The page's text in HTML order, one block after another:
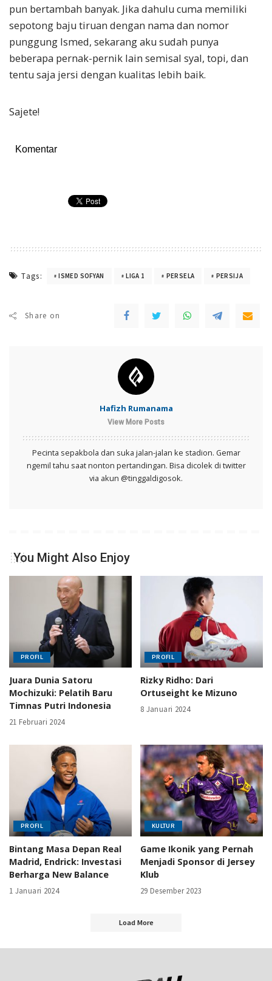
pun bertambah banyak. Jika dahulu cuma memiliki
sepotong baju tiruan dengan nama dan nomor
punggung Ismed, sekarang aku sudah punya
beberapa pernak-pernik lain semisal syal, topi, dan
tentu saja jersi dengan kualitas lebih baik.
Sajete!
Komentar
Tags: ISMED SOFYAN LIGA 1 PERSELA PERSIJA
Share on
Hafizh Rumanama
View More Posts
Pecinta sepakbola dan suka jalan-jalan ke stadion. Gemar
ngemil tahu saat nonton pertandingan. Bisa dicolek di twitter
via akun @tinggaldigosok.
You Might Also Enjoy
PROFIL
Juara Dunia Satoru
Mochizuki: Pelatih Baru
Timnas Putri Indonesia
21 Februari 2024
PROFIL
Rizky Ridho: Dari
Ortuseight ke Mizuno
8 Januari 2024
PROFIL
Bintang Masa Depan Real
Madrid, Endrick: Investasi
Berharga New Balance
1 Januari 2024
KULTUR
Game Ikonik yang Pernah
Menjadi Sponsor di Jersey
Klub
29 Desember 2023
Load More